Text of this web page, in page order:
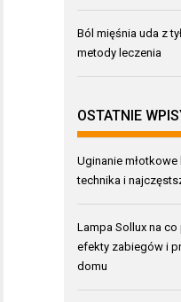
Ból mięśnia uda z
metody leczenia
OSTATNIE
Uginanie
technika i
Lampa Sollux na co
efekty zabiegów i
domu